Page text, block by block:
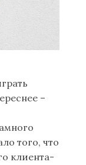
–
того, что
клиента-